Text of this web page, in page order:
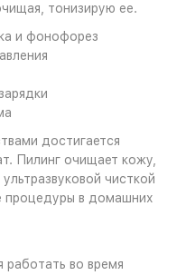
тонизирую ее.
и фонофорез
достигается
Пилинг очищает кожу,
чисткой
процедуры в домашних
работать во время